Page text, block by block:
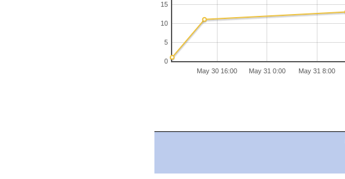
May 30 16:00 May 31 0:00 May 31 8:00
0
5
10
15